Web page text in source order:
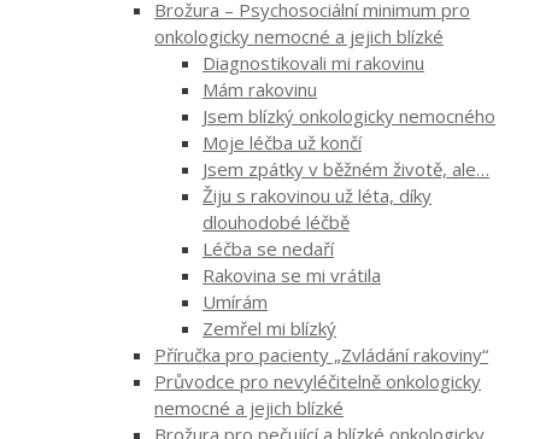
Brožura – Psychosociální minimum pro
onkologicky nemocné a jejich blízké
Diagnostikovali mi rakovinu
Mám rakovinu
Jsem blízký onkologicky nemocného
Moje léčba už končí
Jsem zpátky v běžném životě, ale…
Žiju s rakovinou už léta, díky
dlouhodobé léčbě
Léčba se nedaří
Rakovina se mi vrátila
Umírám
Zemřel mi blízký
Příručka pro pacienty „Zvládání rakoviny“
Průvodce pro nevyléčitelně onkologicky
nemocné a jejich blízké
Brožura pro pečující a blízké onkologicky